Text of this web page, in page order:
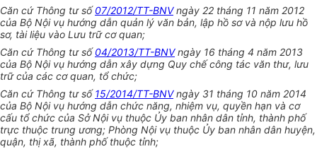
Căn cứ Thông tư số07/2012/TT-BNVngày 22 tháng 11 năm 2012
của Bộ Nội vụ hướng dẫn quản lý văn bản, lập hồ sơ và nộp lưu hồ
sơ, tài liệu vào Lưu trữ cơ quan;
Căn cứ Thông tư số04/2013/TT-BNVngày 16 tháng 4 năm 2013
của Bộ Nội vụ hướng dẫn xây dựng Quy chế công tác văn thư, lưu
trữ của các cơ quan, tổ chức;
Căn cứ Thông tư số15/2014/TT-BNVngày 31 tháng 10 năm 2014
của Bộ Nội vụ hướng dẫn chức năng, nhiệm vụ, quyền hạn và cơ
cấu tổ chức của Sở Nội vụ thuộc Ủy ban nhân dân tỉnh, thành phố
trực thuộc trung ương; Phòng Nội vụ thuộc Ủy ban nhân dân huyện,
quận, thị xã, thành phố thuộc tỉnh;